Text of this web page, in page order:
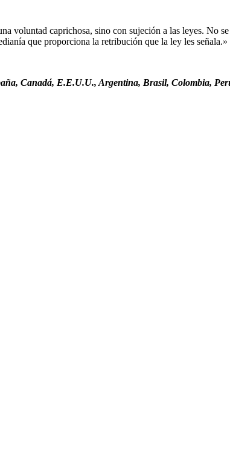
voluntad caprichosa, sino con sujeción a las leyes. No
que proporciona la retribución que la ley les señala.»
Canadá, E.E.U.U., Argentina, Brasil, Colombia,